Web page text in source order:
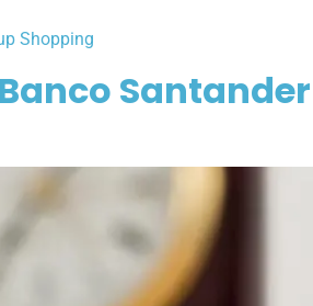
Shopping
Santander